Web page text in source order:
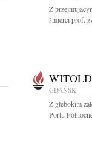
Z
śmierci prof.
GDAŃSK
Z głębokim
Portu